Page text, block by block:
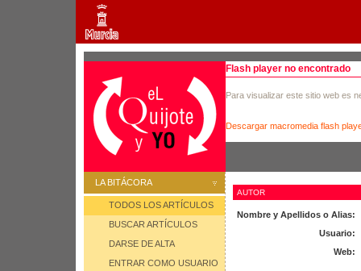
Flash player no encontrado
Para visualizar este sitio web es
Descargar macromedia flash
LA BITÁCORA
TODOS LOS ARTÍCULOS
BUSCAR ARTÍCULOS
DARSE DE ALTA
ENTRAR COMO USUARIO
AUTOR
Nombre y Apellidos o Alias:
Usuario:
Web: